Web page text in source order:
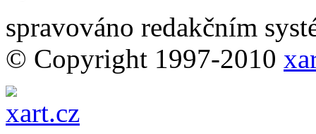
spravováno redakčním
© Copyright 1997-2010